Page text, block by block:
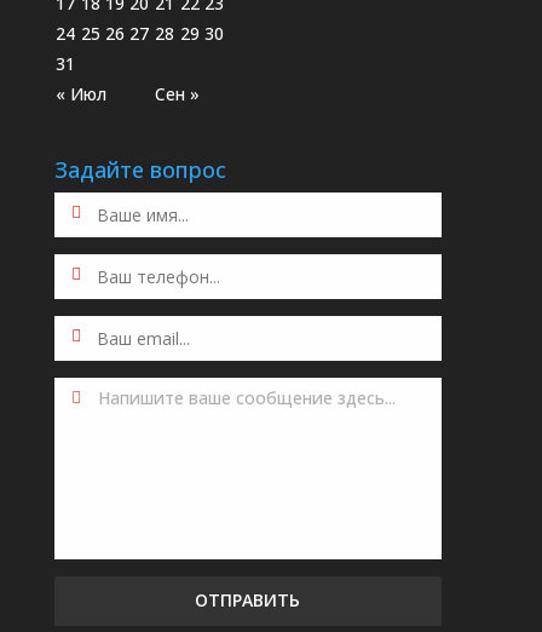
« Июл Сен »
24 25 26 27 28 29 30
31
Задайте вопрос
Напишите ваше сообщение здесь...
ОТПРАВИТЬ